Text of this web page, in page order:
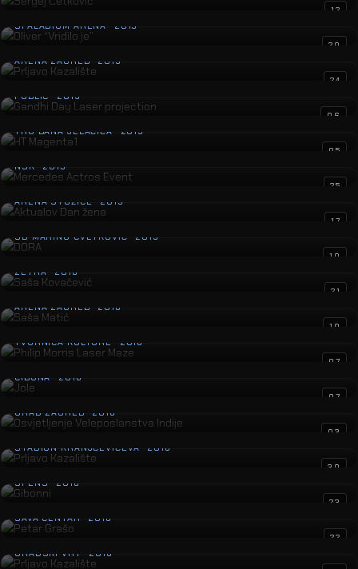
12
Oliver “Vridilo je”
SPALADIUM ARENA · 2019
20
Prljavo Kazalište
ARENA ZAGREB · 2019
24
Gandhi Day Laser projection
PUBLIC · 2019
06
HT Magenta1
TRG BANA JELAČIĆA · 2019
05
Mercedes Actros Event
NSK · 2019
25
Aktualov Dan žena
ARENA STOŽICE · 2019
17
DORA
SD MARINO CVETKOVIĆ · 2019
10
Saša Kovačević
ZETRA · 2018
21
Saša Matić
ARENA ZAGREB · 2018
10
Philip Morris Laser Maze
TVORNICA KULTURE · 2018
07
Jole
CIBONA · 2018
07
Osvjetljenje Veleposlanstva Indije
GRAD ZAGREB · 2018
03
Prljavo Kazalište
STADION KRANJČEVIĆEVA · 2018
30
Gibonni
SPENS · 2018
23
Petar Grašo
SAVA CENTAR · 2018
22
Prljavo Kazalište
GRADSKI VRT · 2018